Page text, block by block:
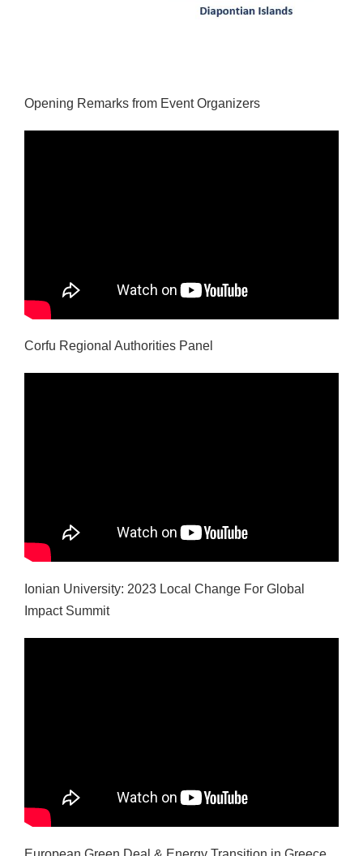
Opening Remarks from Event Organizers
Corfu Regional Authorities Panel
Ionian University: 2023 Local Change For Global
Impact Summit